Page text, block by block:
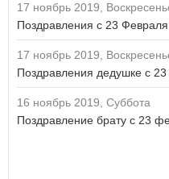
17 ноябрь 2019,
Поздравления с 23
17 ноябрь 2019,
Поздравления дедушке с
16 ноябрь 2019, Суббота
Поздравление брату с 23